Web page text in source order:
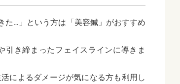
た…」という方は「美容鍼」がおすすめ
き締まったフェイスラインに導きま
によるダメージが気になる方も利用し